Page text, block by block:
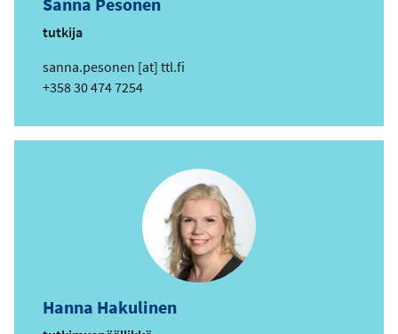
tutkija
s
ä
k
o
sanna.pesonen [at] ttl.fi
Puhelin
+358 30 474 7254
Hanna Hakulinen